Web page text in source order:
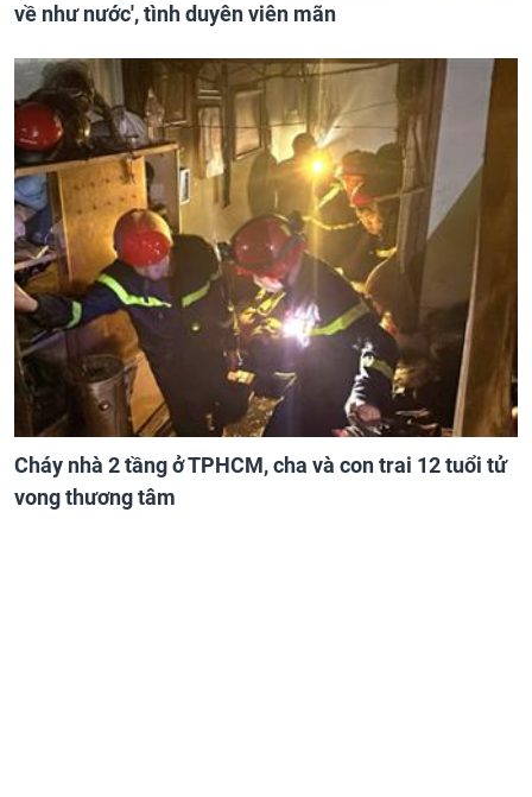
về như nước', tình duyên viên mãn
Cháy nhà 2 tầng ở TPHCM, cha và con trai 12 tuổi tử
vong thương tâm